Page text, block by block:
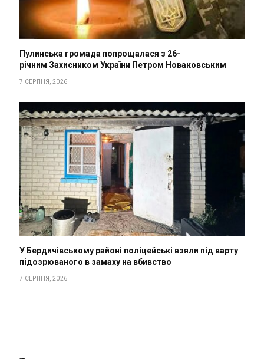
Пулинська громада попрощалася з 26-
річним Захисником України Петром Новаковським
7 СЕРПНЯ, 2026
У Бердичівському районі поліцейські взяли під варту
підозрюваного в замаху на вбивство
7 СЕРПНЯ, 2026